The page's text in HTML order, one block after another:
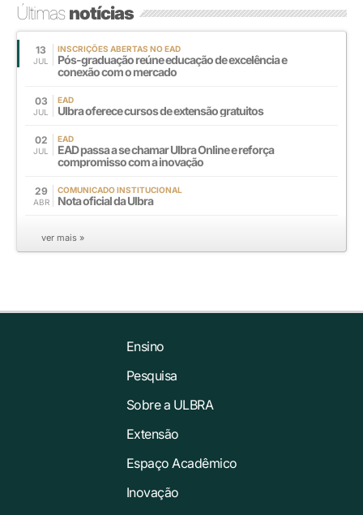
Últimasnotícias
13
JUL
INSCRIÇÕES ABERTAS NO EAD
Pós-graduação reúne educação de excelência e
conexão com o mercado
03
JUL
EAD
Ulbra oferece cursos de extensão gratuitos
02
JUL
EAD
EAD passa a se chamar Ulbra Online e reforça
compromisso com a inovação
29
ABR
COMUNICADO INSTITUCIONAL
Nota oficial da Ulbra
ver mais »
Ensino
Pesquisa
Sobre a ULBRA
Extensão
Espaço Acadêmico
Inovação